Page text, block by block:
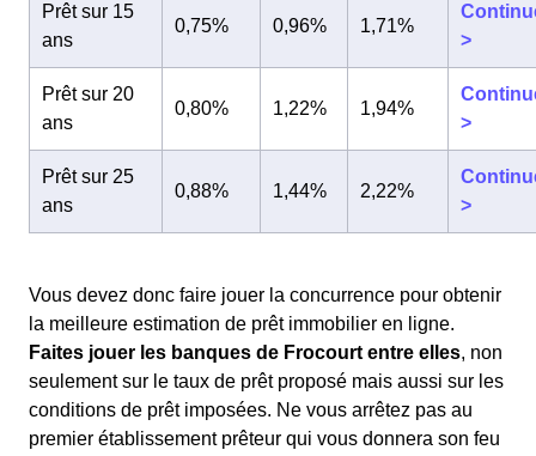
Prêt sur 15
ans
0,75% 0,96% 1,71%
>
Prêt sur 20
ans
0,80% 1,22% 1,94%
>
Prêt sur 25
ans
0,88% 1,44% 2,22%
>
Vous devez donc faire jouer la concurrence pour obtenir
la meilleure estimation de prêt immobilier en ligne.
Faites jouer les banques de Frocourt entre elles, non
seulement sur le taux de prêt proposé mais aussi sur les
conditions de prêt imposées. Ne vous arrêtez pas au
premier établissement prêteur qui vous donnera son feu